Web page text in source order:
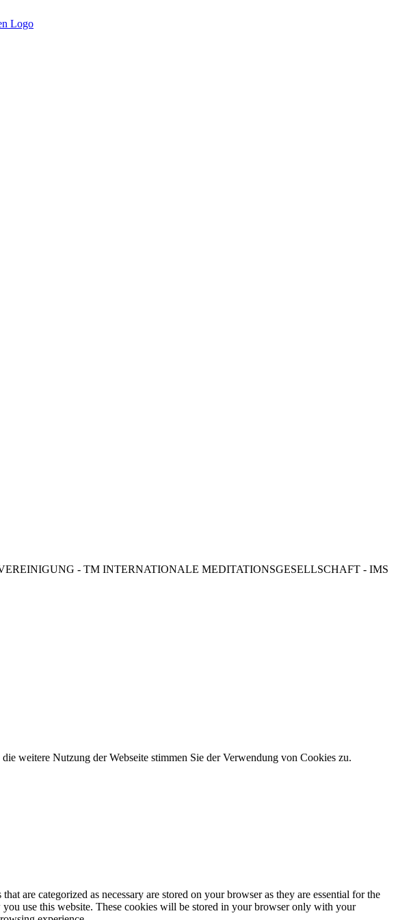
- TM INTERNATIONALE MEDITATIONSGESELLSCHAFT - IMS
weitere Nutzung der Webseite stimmen Sie der Verwendung von Cookies zu.
are categorized as necessary are stored on your browser as they are essential for the
use this website. These cookies will be stored in your browser only with your